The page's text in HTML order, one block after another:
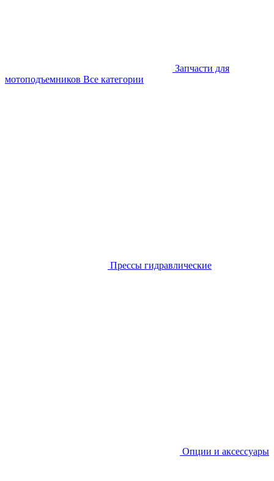
Запчасти для
мотоподъемников Все категории
Прессы гидравлические
Опции и аксессуары